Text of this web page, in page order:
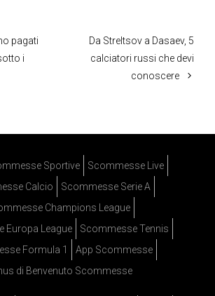
pagati
i
Da Streltsov a Dasaev, 5
calciatori russi che devi
conoscere
Sportive
Scommesse Live
Calcio
Scommesse Serie A
Champions League
Europa League
Scommesse Tennis
Formula 1
App Scommesse
di Benvenuto Scommesse